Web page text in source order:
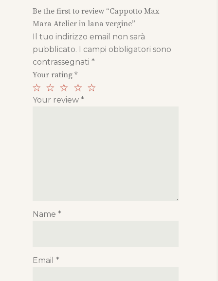
Be the first to review “Cappotto Max
Mara Atelier in lana vergine”
Il tuo indirizzo email non sarà
pubblicato. I campi obbligatori sono
contrassegnati *
Your rating *
Your review *
Name *
Email *